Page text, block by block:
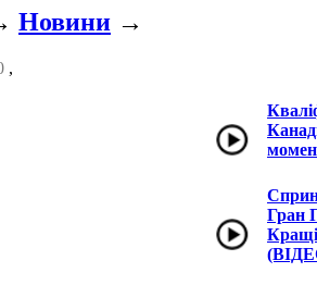
Новини →
,
Гран